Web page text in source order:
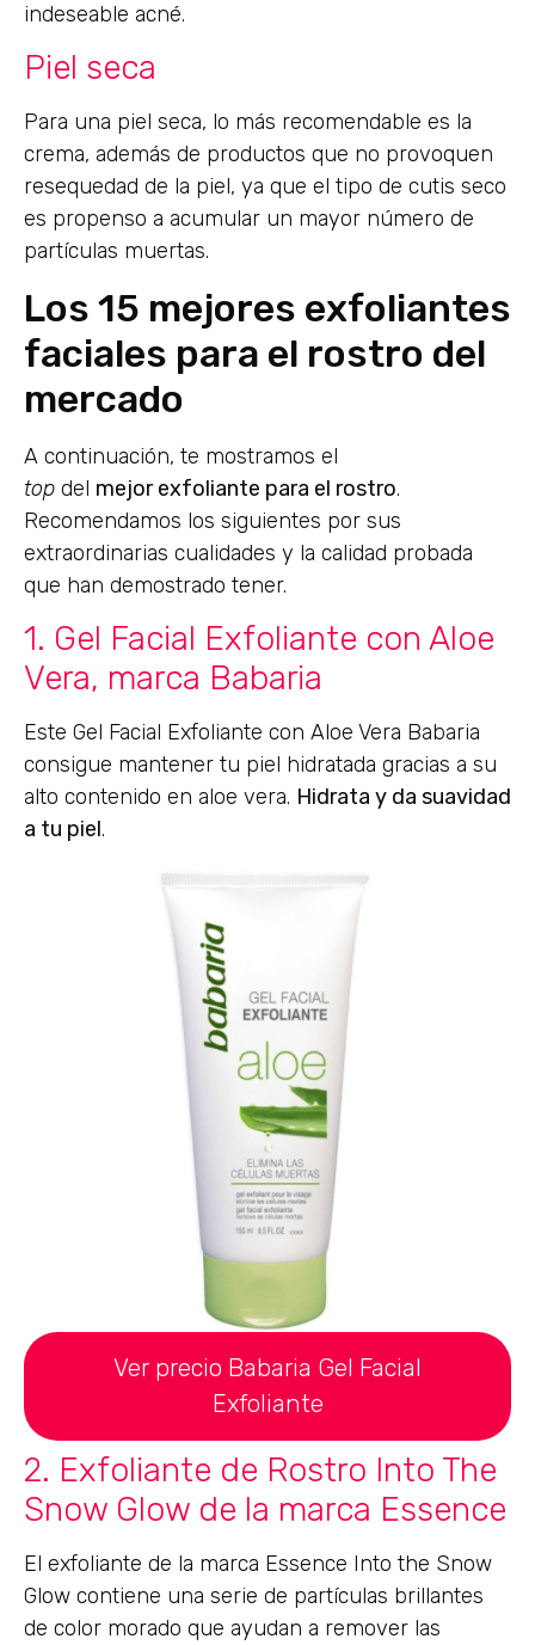
indeseable acné.
Piel seca
Para una piel seca, lo más recomendable es la
crema, además de productos que no provoquen
resequedad de la piel, ya que el tipo de cutis seco
es propenso a acumular un mayor número de
partículas muertas.
Los 15 mejores exfoliantes
faciales para el rostro del
mercado
A continuación, te mostramos el
top del mejor exfoliante para el rostro.
Recomendamos los siguientes por sus
extraordinarias cualidades y la calidad probada
que han demostrado tener.
1. Gel Facial Exfoliante con Aloe
Vera, marca Babaria
Este Gel Facial Exfoliante con Aloe Vera Babaria
consigue mantener tu piel hidratada gracias a su
alto contenido en aloe vera. Hidrata y da suavidad
a tu piel.
Ver precio Babaria Gel Facial
Exfoliante
2. Exfoliante de Rostro Into The
Snow Glow de la marca Essence
El exfoliante de la marca Essence Into the Snow
Glow contiene una serie de partículas brillantes
de color morado que ayudan a remover las